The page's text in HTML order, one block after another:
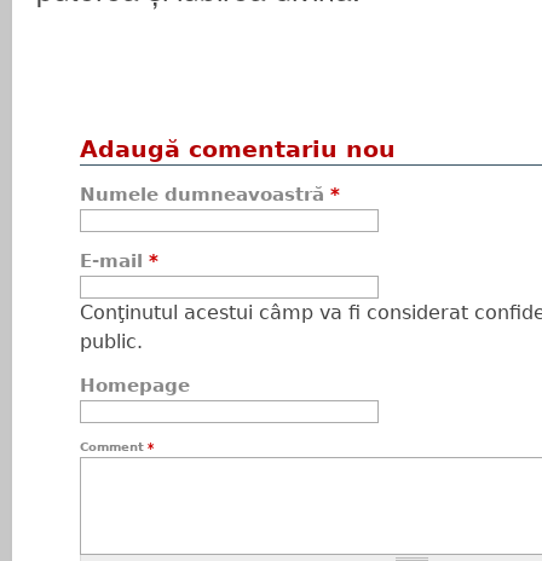
Adaugă comentariu nou
Numele dumneavoastră *
E-mail *
Conţinutul acestui câmp va fi considerat
public.
Homepage
Comment *